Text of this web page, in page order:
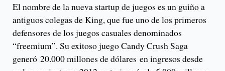
El nombre de la nueva startup de juegos es un guiño a
antiguos colegas de King, que fue uno de los primeros
defensores de los juegos casuales denominados
“freemium”. Su exitoso juego Candy Crush Saga
generó 20.000 millones de dólares en ingresos desde